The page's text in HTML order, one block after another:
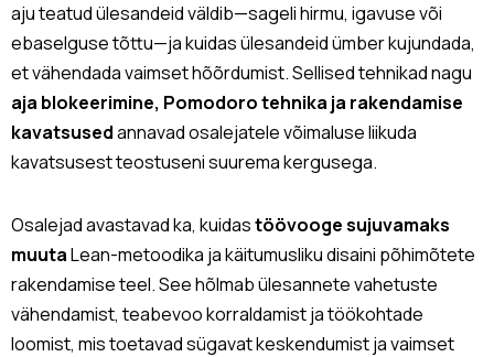
aju teatud ülesandeid väldib—sageli hirmu, igavuse või
ebaselguse tõttu—ja kuidas ülesandeid ümber kujundada,
et vähendada vaimset hõõrdumist. Sellised tehnikad nagu
aja blokeerimine, Pomodoro tehnika ja rakendamise
kavatsusedannavad osalejatele võimaluse liikuda
kavatsusest teostuseni suurema kergusega.
Osalejad avastavad ka, kuidastöövooge sujuvamaks
muutaLean-metoodika ja käitumusliku disaini põhimõtete
rakendamise teel. See hõlmab ülesannete vahetuste
vähendamist, teabevoo korraldamist ja töökohtade
loomist, mis toetavad sügavat keskendumist ja vaimset